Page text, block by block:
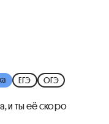
ЕГЭ ОГЭ
и ты её скоро